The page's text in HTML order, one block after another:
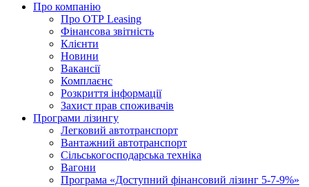
Про компанію
Про ОТР Leasing
Фінансова звітність
Клієнти
Новини
Вакансії
Комплаєнс
Розкриття інформації
Захист прав споживачів
Програми лізингу
Легковий автотранспорт
Вантажний автотранспорт
Cільськогосподарська техніка
Вагони
Програма «Доступний фінансовий лізинг 5-7-9%»